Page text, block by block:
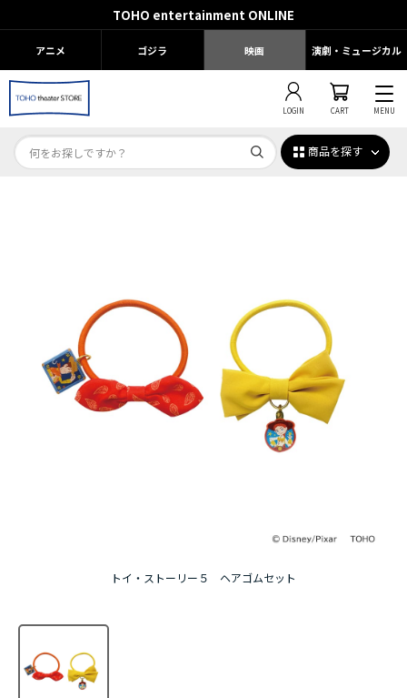
TOHO entertainment ONLINE
アニメ ゴジラ 映画 演劇・ミュージカル
LOGIN CART MENU
商品を探す
トイ・ストーリー５ ヘアゴムセット